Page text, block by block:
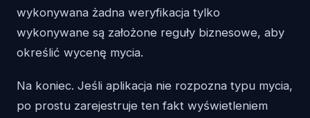
wykonywana żadna weryfikacja tylko
wykonywane są założone reguły biznesowe, aby
określić wycenę mycia.
Na koniec. Jeśli aplikacja nie rozpozna typu mycia,
po prostu zarejestruje ten fakt wyświetleniem